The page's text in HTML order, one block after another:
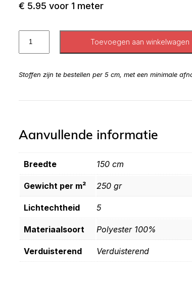
€ 5.95 voor 1 meter
Toevoegen aan winkelwagen
Stoffen zijn te bestellen per 5 cm, met een minimale
Aanvullende informatie
Breedte 150 cm
Gewicht per m² 250 gr
Lichtechtheid 5
Materiaalsoort Polyester 100%
Verduisterend Verduisterend